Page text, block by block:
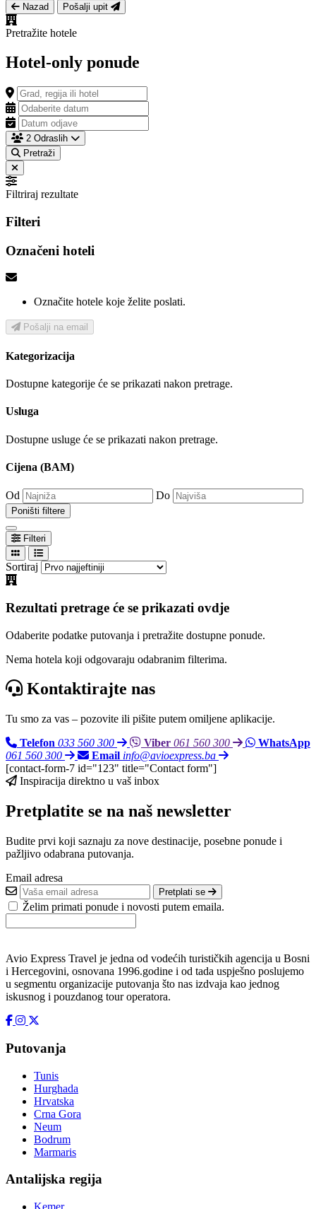
Nazad Pošalji upit
Pretražite hotele
Hotel-only ponude
2 Odraslih
Pretraži
Filtriraj rezultate
Filteri
Označeni hoteli
Označite hotele koje želite poslati.
Pošalji na email
Kategorizacija
Dostupne kategorije će se prikazati nakon pretrage.
Usluga
Dostupne usluge će se prikazati nakon pretrage.
Cijena (BAM)
Od Do
Poništi filtere
Filteri
Sortiraj
Rezultati pretrage će se prikazati ovdje
Odaberite podatke putovanja i pretražite dostupne ponude.
Nema hotela koji odgovaraju odabranim filterima.
Kontaktirajte nas
Tu smo za vas – pozovite ili pišite putem omiljene aplikacije.
Telefon 033 560 300 Viber 061 560 300
WhatsApp
061 560 300
Email info@avioexpress.ba
[contact-form-7 id="123" title="Contact form"]
Inspiracija direktno u vaš inbox
Pretplatite se na naš newsletter
Budite prvi koji saznaju za nove destinacije, posebne ponude i
pažljivo odabrana putovanja.
Email adresa
Pretplati se
Želim primati ponude i novosti putem emaila.
Avio Express Travel je jedna od vodećih turističkih agencija u Bosni
i Hercegovini, osnovana 1996.godine i od tada uspješno poslujemo
u segmentu organizacije putovanja što nas izdvaja kao jednog
iskusnog i pouzdanog tour operatora.
Putovanja
Tunis
Hurghada
Hrvatska
Crna Gora
Neum
Bodrum
Marmaris
Antalijska regija
Kemer